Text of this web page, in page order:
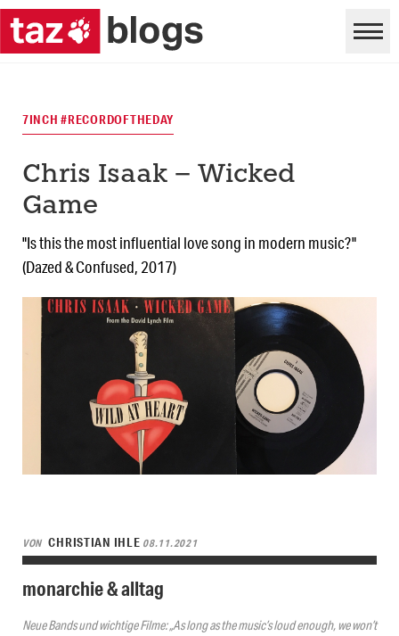
7INCH #RECORDOFTHEDAY
Chris Isaak – Wicked
Game
"Is this the most influential love song in modern music?"
(Dazed & Confused, 2017)
VON CHRISTIAN IHLE 08.11.2021
monarchie & alltag
Neue Bands und wichtige Filme: „As long as the music’s loud enough, we won’t